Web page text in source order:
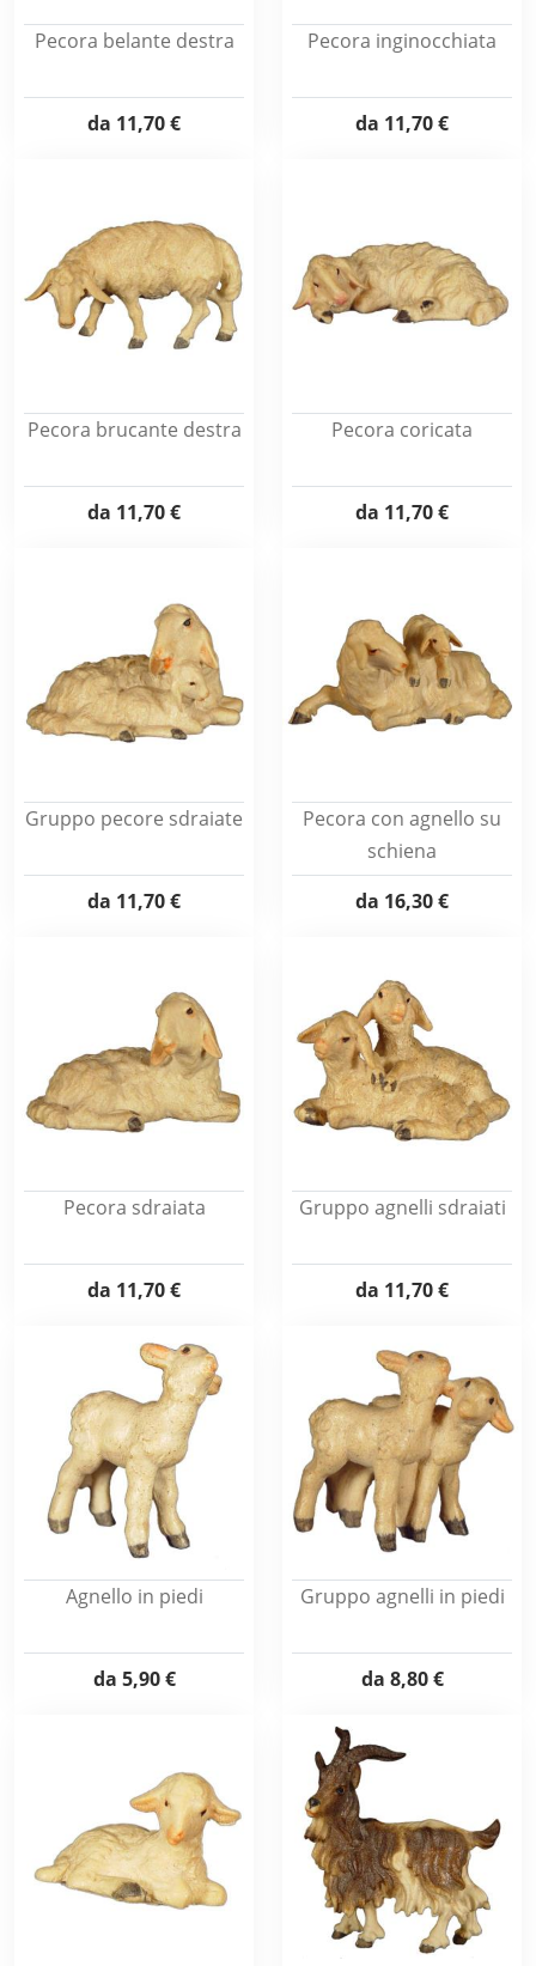
Pecora belante destra
da 11,70 €
Pecora inginocchiata
da 11,70 €
Pecora brucante destra
da 11,70 €
Pecora coricata
da 11,70 €
Gruppo pecore sdraiate
da 11,70 €
Pecora con agnello su
schiena
da 16,30 €
Pecora sdraiata
da 11,70 €
Gruppo agnelli sdraiati
da 11,70 €
Agnello in piedi
da 5,90 €
Gruppo agnelli in piedi
da 8,80 €